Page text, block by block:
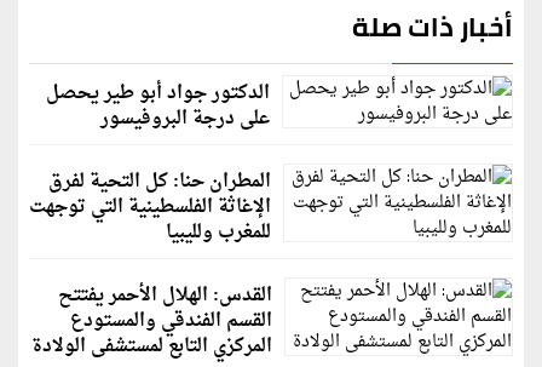
أخبار ذات صلة
الدكتور جواد أبو طير يحصل
على درجة البروفيسور
المطران حنا: كل التحية لفرق
الإغاثة الفلسطينية التي توجهت
للمغرب ولليبيا
القدس: الهلال الأحمر يفتتح
القسم الفندقي والمستودع
المركزي التابع لمستشفى الولادة